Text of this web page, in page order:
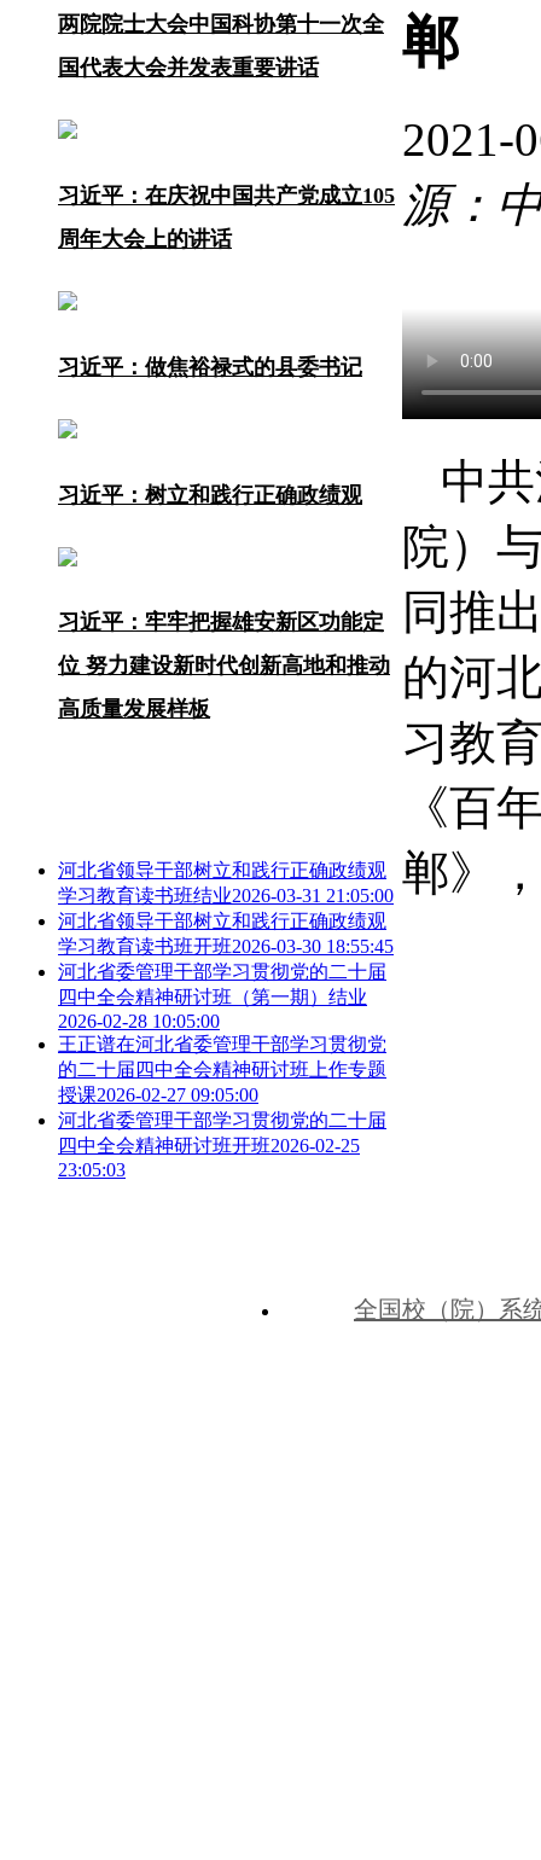
两院院士大会中国科协第十一次全
国代表大会并发表重要讲话
习近平：在庆祝中国共产党成立105
周年大会上的讲话
习近平：做焦裕禄式的县委书记
习近平：树立和践行正确政绩观
习近平：牢牢把握雄安新区功能定
位 努力建设新时代创新高地和推动
高质量发展样板
河北省领导干部树立和践行正确政绩观
学习教育读书班结业2026-03-31 21:05:00
河北省领导干部树立和践行正确政绩观
学习教育读书班开班2026-03-30 18:55:45
河北省委管理干部学习贯彻党的二十届
四中全会精神研讨班（第一期）结业
2026-02-28 10:05:00
王正谱在河北省委管理干部学习贯彻党
的二十届四中全会精神研讨班上作专题
授课2026-02-27 09:05:00
河北省委管理干部学习贯彻党的二十届
四中全会精神研讨班开班2026-02-25
23:05:03
郸
源：
中
院）
同推
的河
习教
《百
郸》
全国校（院）系